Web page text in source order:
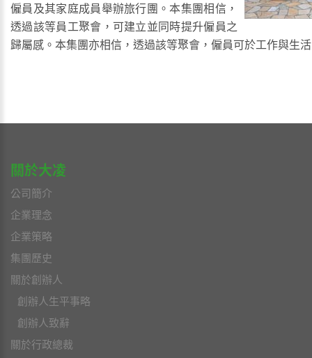
僱員及其家庭成員舉辦旅行團。本集團相信，
透過該等員工聚會，可建立並同時提升僱員之
歸屬感。本集團亦相信，透過該等聚會，僱員可於工作與生
關於大凌
公司簡介
企業理念
企業策略
集團歷史
關於創辦人
創辦人生平事略
創辦人致辭
關於行政總裁